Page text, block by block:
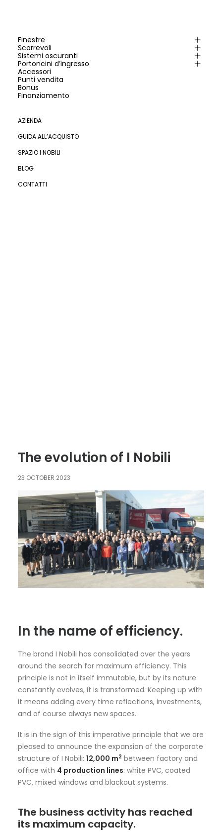
Finestre
Scorrevoli
Sistemi oscuranti
Portoncini d’ingresso
Accessori
Punti vendita
Bonus
Finanziamento
AZIENDA
GUIDA ALL’ACQUISTO
SPAZIO I NOBILI
BLOG
CONTATTI
The evolution of I Nobili
23 OCTOBER 2023
In the name of efficiency.
The brand I Nobili has consolidated over the years
around the search for maximum efficiency. This
principle is not in itself immutable, but by its nature
constantly evolves, it is transformed. Keeping up with
it means adding every time reflections, investments,
and of course always new spaces.
It is in the sign of this imperative principle that we are
pleased to announce the expansion of the corporate
structure of I Nobili: 12,000 m2 between factory and
office with 4 production lines: white PVC, coated
PVC, mixed windows and blackout systems.
The business activity has reached
its maximum capacity.